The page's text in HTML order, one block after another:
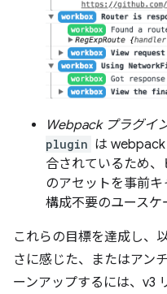
Webpack プラグイ
plugin は
合されているため
のアセットを事前キ
構成不要のユースケ
これらの目標を達成し、
さに感じた、またはアン
ーンアップするには、v3